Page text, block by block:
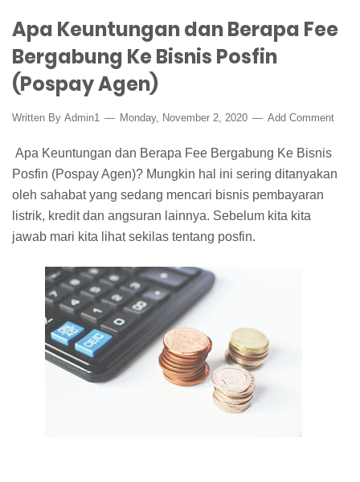
Apa Keuntungan dan Berapa Fee
Bergabung Ke Bisnis Posfin
(Pospay Agen)
Written By Admin1 Monday, November 2, 2020 Add Comment
Apa Keuntungan dan Berapa Fee Bergabung Ke Bisnis
Posfin (Pospay Agen)? Mungkin hal ini sering ditanyakan
oleh sahabat yang sedang mencari bisnis pembayaran
listrik, kredit dan angsuran lainnya. Sebelum kita kita
jawab mari kita lihat sekilas tentang posfin.